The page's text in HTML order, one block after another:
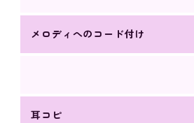
メロディへのコード付け
耳コピ